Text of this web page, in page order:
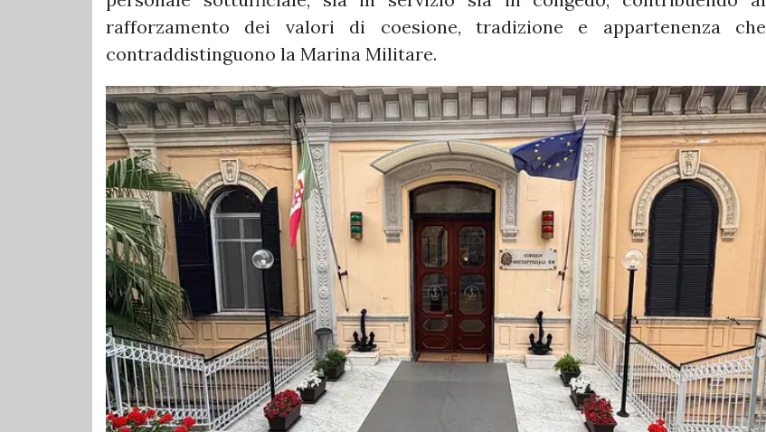
rafforzamento dei valori di coesione, tradizione e appartenenza che
contraddistinguono la Marina Militare.